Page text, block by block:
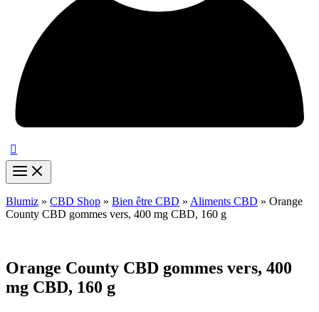
Blumiz » CBD Shop » Bien être CBD » Aliments CBD » Orange
County CBD gommes vers, 400 mg CBD, 160 g
Orange County CBD gommes vers, 400
mg CBD, 160 g